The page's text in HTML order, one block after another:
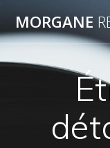
MORGANE